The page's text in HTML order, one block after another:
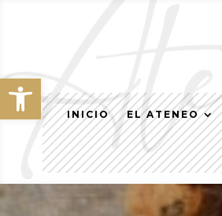
Abrir barra de herramientas
INICIO EL ATENEO